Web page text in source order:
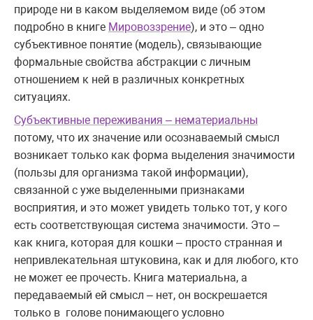
природе ни в каком выделяемом виде (об этом
подробно в книге Мировоззрение), и это – одно
субъективное понятие (модель), связывающие
формальные свойства абстракции с личным
отношением к ней в различных конкретных
ситуациях.
Субъективные переживания – нематериальны
потому, что их значение или осознаваемый смысл
возникает только как форма выделения значимости
(пользы для организма такой информации),
связанной с уже выделенными признаками
восприятия, и это может увидеть только тот, у кого
есть соответствующая система значимости. Это –
как книга, которая для кошки – просто странная и
непривлекательная штуковина, как и для любого, кто
не может ее прочесть. Книга материальна, а
передаваемый ей смысл – нет, он воскрешается
только в голове понимающего условно